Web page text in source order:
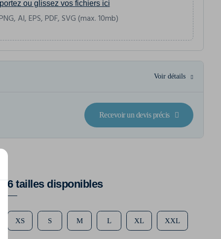
ou glissez vos fichiers ici
AI, EPS, PDF, SVG (max. 10mb)
Voir détails
Recevoir un devis précis
6 tailles disponibles
XS S M L XL XXL